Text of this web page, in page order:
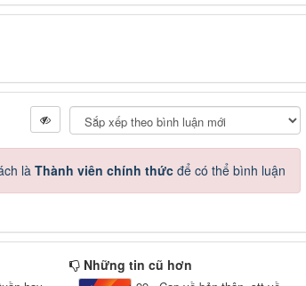
là Thành viên chính thứcđể có thể bình luận
Những tin cũ hơn